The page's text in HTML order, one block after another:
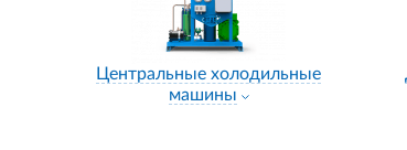
Центральные холодильные
машины